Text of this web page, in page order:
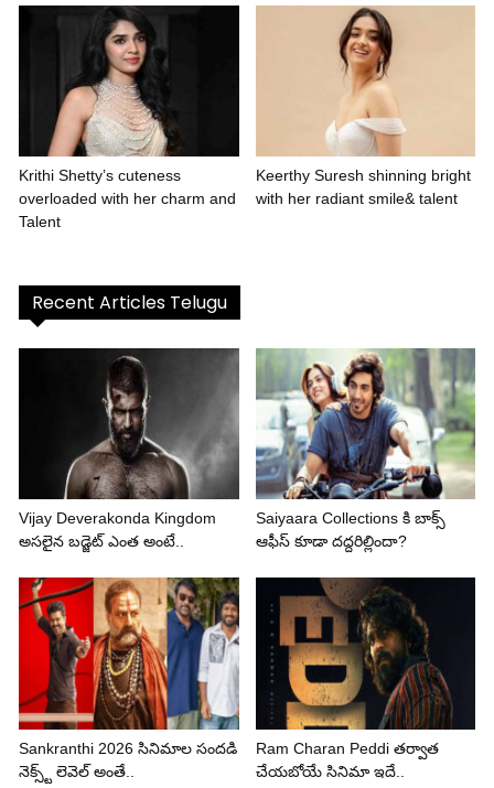
Krithi Shetty’s cuteness
overloaded with her charm and
Talent
Keerthy Suresh shinning bright
with her radiant smile& talent
Recent Articles Telugu
Vijay Deverakonda Kingdom
అసలైన బడ్జెట్ ఎంత అంటే..
Saiyaara Collections కి బాక్స్
ఆఫీస్ కూడా దద్దరిల్లిందా?
Sankranthi 2026 సినిమాల సందడి
నెక్స్ట్ లెవెల్ అంతే..
Ram Charan Peddi తర్వాత
చేయబోయే సినిమా ఇదే..